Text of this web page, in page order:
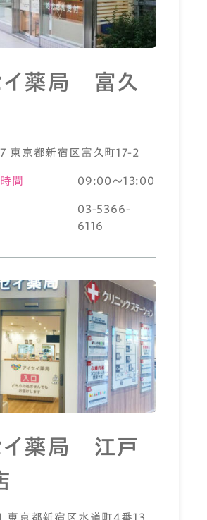
イ薬局 富久
東京都新宿区富久町17-2
間 09:00～13:00
03-5366-
6116
イ薬局 江戸
東京都新宿区水道町4番13